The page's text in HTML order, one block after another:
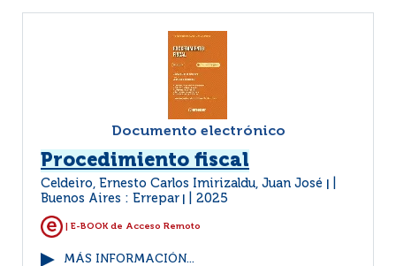
Documento electrónico
Procedimiento fiscal
Celdeiro, Ernesto Carlos Imirizaldu, Juan José
Buenos Aires : Errepar 2025
| E-BOOK de Acceso Remoto
MÁS INFORMACIÓN...